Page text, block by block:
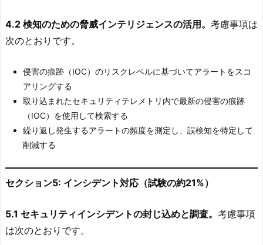
4.2 検知のための脅威インテリジェンスの活用。 考慮事項は
次のとおりです。
侵害の痕跡（IOC）のリスクレベルに基づいてアラートをスコ
アリングする
取り込まれたセキュリティテレメトリ内で最新の侵害の痕跡
（IOC）を使用して検索する
繰り返し発生するアラートの頻度を測定し、誤検知を特定して
削減する
セクション5: インシデント対応（試験の約21%）
5.1 セキュリティインシデントの封じ込めと調査。 考慮事項
は次のとおりです。